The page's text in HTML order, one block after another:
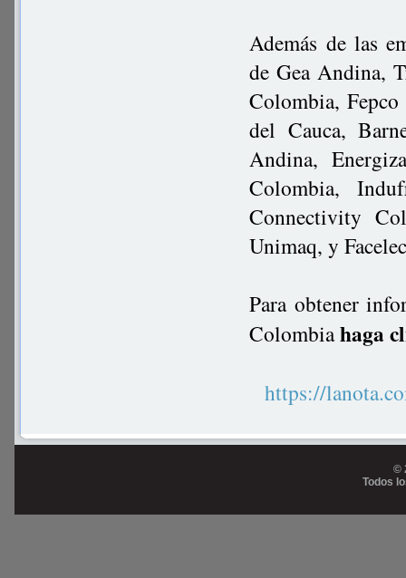
Además de las
de Gea Andina,
Colombia,
del Cauca,
Andina,
Colombia,
Connectivity
Unimaq, y
Para obtener
Colombiahaga
https://
©
Todos